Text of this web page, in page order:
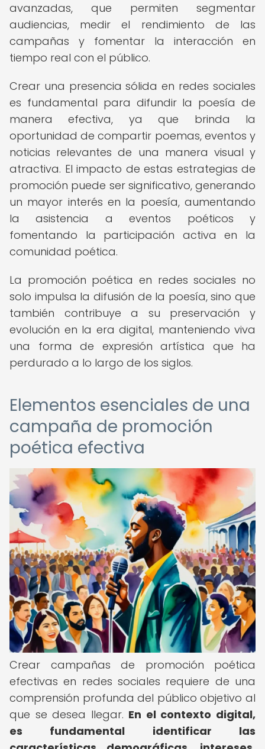
avanzadas, que permiten segmentar
audiencias, medir el rendimiento de las
campañas y fomentar la interacción en
tiempo real con el público.
Crear una presencia sólida en redes sociales
es fundamental para difundir la poesía de
manera efectiva, ya que brinda la
oportunidad de compartir poemas, eventos y
noticias relevantes de una manera visual y
atractiva. El impacto de estas estrategias de
promoción puede ser significativo, generando
un mayor interés en la poesía, aumentando
la asistencia a eventos poéticos y
fomentando la participación activa en la
comunidad poética.
La promoción poética en redes sociales no
solo impulsa la difusión de la poesía, sino que
también contribuye a su preservación y
evolución en la era digital, manteniendo viva
una forma de expresión artística que ha
perdurado a lo largo de los siglos.
Elementos esenciales de una
campaña de promoción
poética efectiva
Crear campañas de promoción poética
efectivas en redes sociales requiere de una
comprensión profunda del público objetivo al
que se desea llegar. En el contexto digital,
es fundamental identificar las